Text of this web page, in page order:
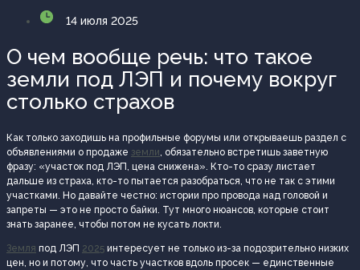
14 июля 2025
О чем вообще речь: что такое
земли под ЛЭП и почему вокруг
столько страхов
Как только заходишь на профильные форумы или открываешь раздел с
объявлениями о продаже земли , обязательно встретишь заветную
фразу: «участок под ЛЭП, цена снижена». Кто-то сразу листает
дальше из страха, кто-то пытается разобраться, что не так с этими
участками. Но давайте честно: истории про провода над головой и
запреты — это не просто байки. Тут много нюансов, которые стоит
знать заранее, чтобы потом не кусать локти.
Земля под ЛЭП 2025 интересует не только из-за подозрительно низких
цен, но и потому, что часть участков вдоль просек — единственные